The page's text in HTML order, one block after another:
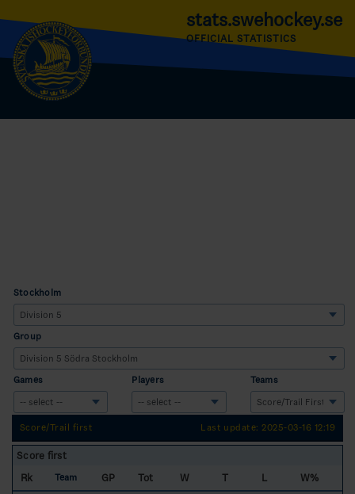
stats.swehockey.se
OFFICIAL STATISTICS
Stockholm
Group
Games Players Teams
Score/Trail first Last update: 2025-03-16 12:19
Score first
Rk
Team GP Tot W T L
W%